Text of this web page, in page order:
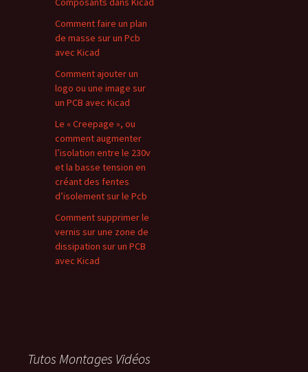
Comment faire un plan
de masse sur un Pcb
avec Kicad
Comment ajouter un
logo ou une image sur
un PCB avec Kicad
Le « Creepage », ou
comment augmenter
l’isolation entre le 230v
et la basse tension en
créant des fentes
d’isolement sur le Pcb
Comment supprimer le
vernis sur une zone de
dissipation sur un PCB
avec Kicad
Tutos Montages Vidéos